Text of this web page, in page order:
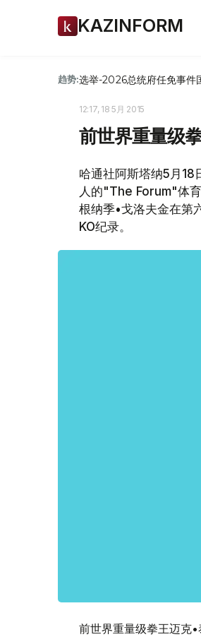
KAZINFORM
趋势:选举-2026总统府任免事件
12:17, 18 5月 2015
前世界重量级
哈通社阿斯塔纳5月18
人的"The Forum"体
根纳季•戈洛夫金在第
KO纪录。
前世界重量级拳王迈克